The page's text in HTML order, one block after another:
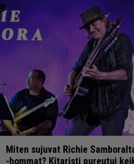
Miten sujuvat Richie
-hommat? Kitaristi pureutui